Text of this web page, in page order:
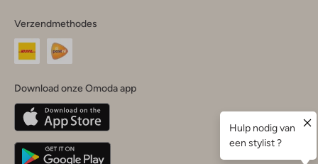
je
land
Nederland
Belgique(Français)
Deutschland
Verzendmethodes
Download onze Omoda app